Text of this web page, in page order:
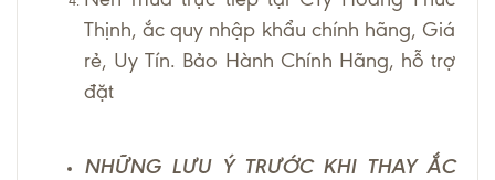
Thịnh, ắc quy nhập khẩu chính hãng, Giá
rẻ, Uy Tín. Bảo Hành Chính Hãng, hỗ trợ
đặt
NHỮNG LƯU Ý TRƯỚC KHI THAY ẮC